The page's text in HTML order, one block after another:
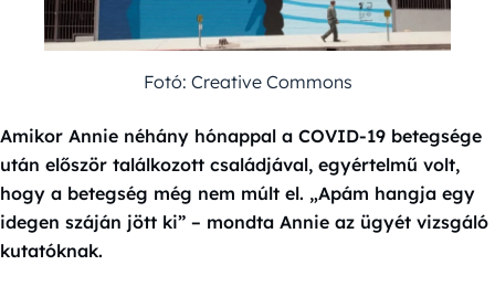
Fotó: Creative Commons
Amikor Annie néhány hónappal a COVID-19 betegsége
után először találkozott családjával, egyértelmű volt,
hogy a betegség még nem múlt el. „Apám hangja egy
idegen száján jött ki” – mondta Annie az ügyét vizsgáló
kutatóknak.